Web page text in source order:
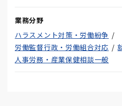
業務分野
ハラスメント対策・労働紛争
労働監督行政・労働組合対応
人事労務・産業保健相談一般